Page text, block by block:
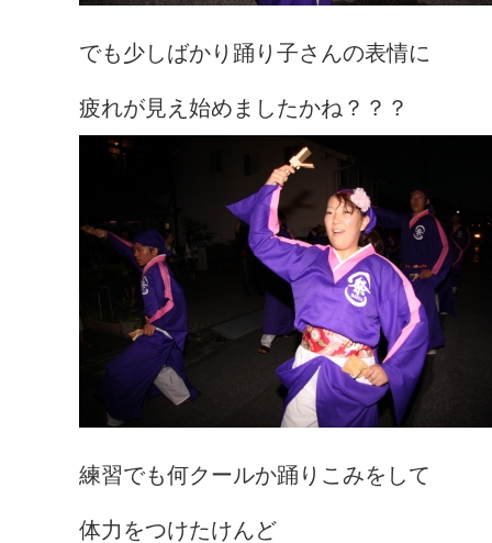
でも少しばかり踊り子さんの表情に
疲れが見え始めましたかね？？？
練習でも何クールか踊りこみをして
体力をつけたけんど